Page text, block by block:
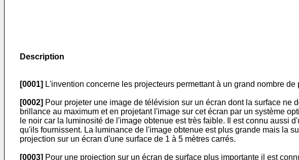
Description
[0001] L'invention concerne les projecteurs permettant à un grand nombre
[0002] Pour projeter une image de télévision sur un écran dont la surface
brillance au maximum et en projetant l'image sur cet écran par un système
le noir car la luminosité de l'image obtenue est très faible. Il est connu aussi
qu'ils fournissent. La luminance de l'image obtenue est plus grande mais la
projection sur un écran d'une surface de 1 à 5 mètres carrés.
[0003] Pour une projection sur un écran de surface plus importante il est